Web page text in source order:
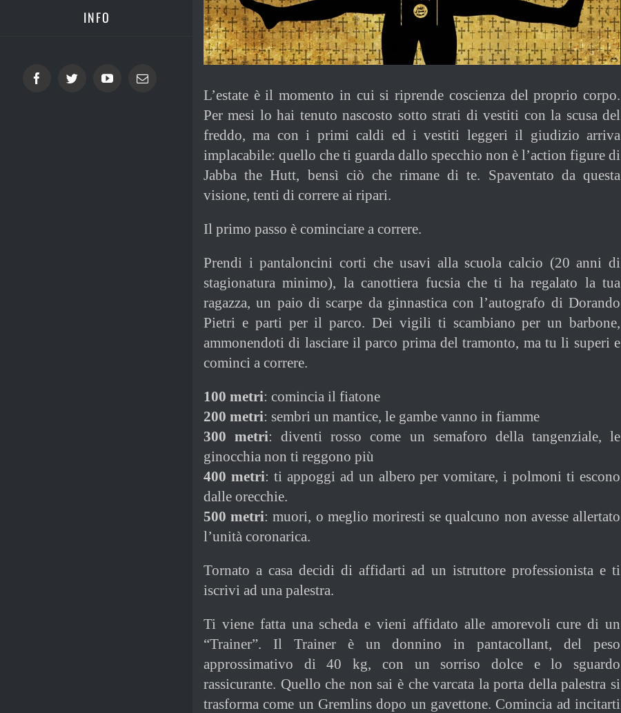
INFO
FacebookTwitterYouTubeEmail
L’estate è il momento in cui si riprende coscienza del proprio corpo.
Per mesi lo hai tenuto nascosto sotto strati di vestiti con la scusa del
freddo, ma con i primi caldi ed i vestiti leggeri il giudizio arriva
implacabile: quello che ti guarda dallo specchio non è l’action figure di
Jabba the Hutt, bensì ciò che rimane di te. Spaventato da questa
visione, tenti di correre ai ripari.
Il primo passo è cominciare a correre.
Prendi i pantaloncini corti che usavi alla scuola calcio (20 anni di
stagionatura minimo), la canottiera fucsia che ti ha regalato la tua
ragazza, un paio di scarpe da ginnastica con l’autografo di Dorando
Pietri e parti per il parco. Dei vigili ti scambiano per un barbone,
ammonendoti di lasciare il parco prima del tramonto, ma tu li superi e
cominci a correre.
100 metri: comincia il fiatone
200 metri: sembri un mantice, le gambe vanno in fiamme
300 metri: diventi rosso come un semaforo della tangenziale, le
ginocchia non ti reggono più
400 metri: ti appoggi ad un albero per vomitare, i polmoni ti escono
dalle orecchie.
500 metri: muori, o meglio moriresti se qualcuno non avesse allertato
l’unità coronarica.
Tornato a casa decidi di affidarti ad un istruttore professionista e ti
iscrivi ad una palestra.
Ti viene fatta una scheda e vieni affidato alle amorevoli cure di un
“Trainer”. Il Trainer è un donnino in pantacollant, del peso
approssimativo di 40 kg, con un sorriso dolce e lo sguardo
rassicurante. Quello che non sai è che varcata la porta della palestra si
trasforma come un Gremlins dopo un gavettone. Comincia ad incitarti